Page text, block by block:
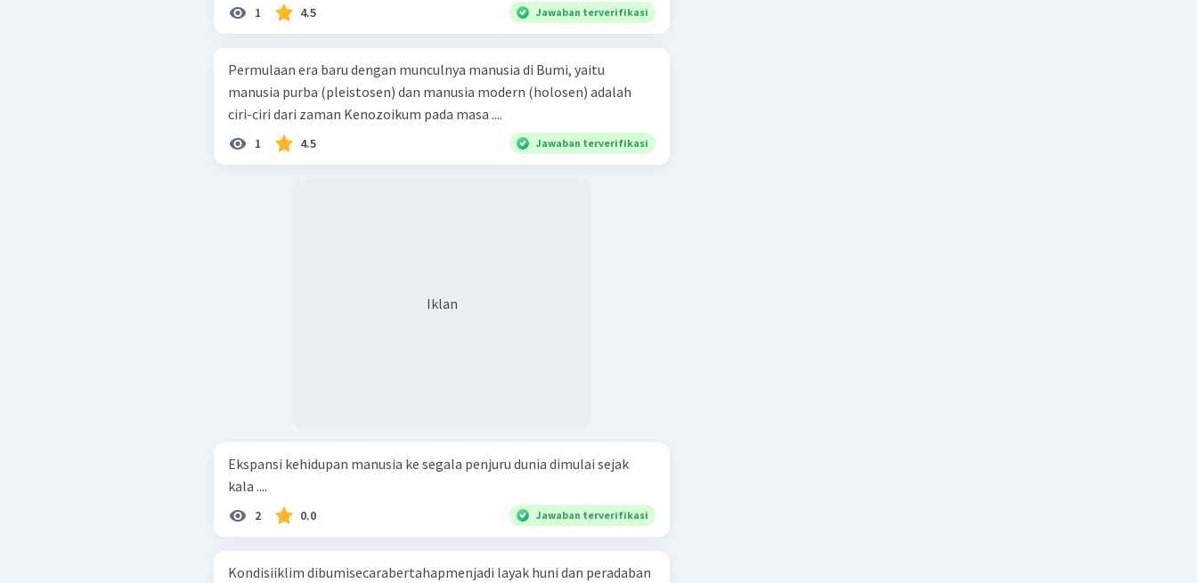
1 4.5 Jawaban terverifikasi
Permulaan era baru dengan munculnya manusia di Bumi, yaitu
manusia purba (pleistosen) dan manusia modern (holosen) adalah
ciri-ciri dari zaman Kenozoikum pada masa ....
1 4.5 Jawaban terverifikasi
Iklan
Ekspansi kehidupan manusia ke segala penjuru dunia dimulai sejak
kala ....
2 0.0 Jawaban terverifikasi
Kondisiiklim dibumisecarabertahapmenjadi layak huni dan peradaban